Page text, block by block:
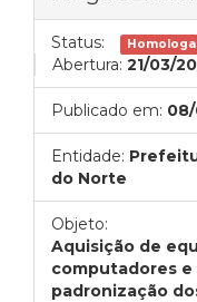
Status:
Abertura: 21/03/
Publicado em:
Entidade:
do Norte
Objeto:
Aquisição de
computadores
padronização